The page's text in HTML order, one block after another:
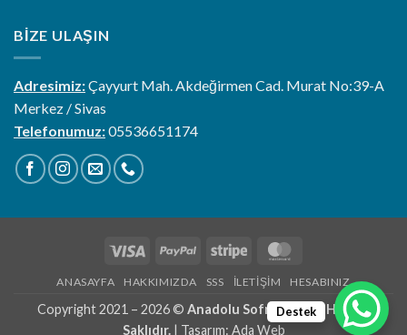
BIZE ULAŞIN
Adresimiz:Çayyurt Mah. Akdeğirmen Cad. Murat No:39-A
Merkez / Sivas
Telefonumuz:05536651174
Visa PayPal Stripe
ANASAYFA HAKKIMIZDA SSS İLETIŞIM HESABINIZ
Copyright 2021 – 2026 © Anadolu Sofrası | Tüm Hakları
Saklıdır.| Tasarım: Ada Web
Destek